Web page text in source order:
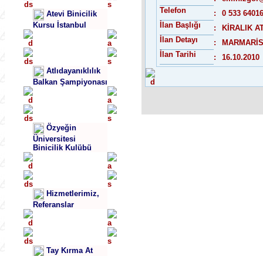
Atevi Binicilik
Kursu İstanbul
Atlıdayanıklılık
Balkan Şampiyonası
Özyeğin
Üniversitesi
Binicilik Kulübü
Hizmetlerimiz,
Referanslar
Tay Kırma At
Telefon
:
0 533
İlan Başlığı
:
KİRALIK
İlan Detayı
:
İlan Tarihi
: 16.10.2010